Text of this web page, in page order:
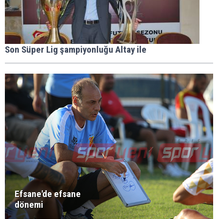
Son Süper Lig şampiyonluğu Altay ile
Efsane'de efsane
dönemi